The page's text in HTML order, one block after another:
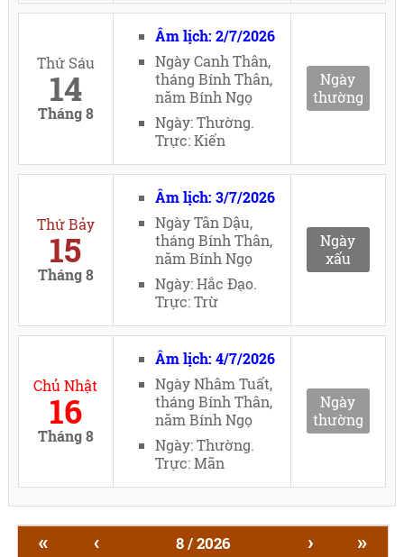
Thứ Sáu
14
Tháng 8
Âm lịch: 2/7/2026
Ngày Canh Thân,
tháng Bính Thân,
năm Bính Ngọ
Ngày: Thường.
Trực: Kiến
Ngày
thường
Thứ Bảy
15
Tháng 8
Âm lịch: 3/7/2026
Ngày Tân Dậu,
tháng Bính Thân,
năm Bính Ngọ
Ngày: Hắc Đạo.
Trực: Trừ
Ngày
xấu
Chủ Nhật
16
Tháng 8
Âm lịch: 4/7/2026
Ngày Nhâm Tuất,
tháng Bính Thân,
năm Bính Ngọ
Ngày: Thường.
Trực: Mãn
Ngày
thường
« ‹ 8 / 2026 › »